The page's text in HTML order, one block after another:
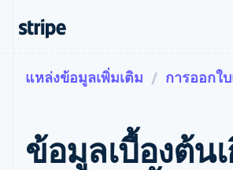
การชำระเงิน
การชำระเงิน
ออนไลน์
Payment links
รายรับ
รายรับตาม
แบบแผนล่วง
หน้า
Metronome
ตามขั้น
ธุรกิจสตาร์ทอัพ
เอกสารประกอบ
ข้อมูลอ้างอิงเกี่ยวกับ API
ไลบรารีและ SDK
Stripe Apps
เรียนรู้
เรื่องราวจากลูกค้า
คู่มือ
แหล่งข้อมูลเพิ่มเติม การออกใ
ข้อมูลเบื้องต้น